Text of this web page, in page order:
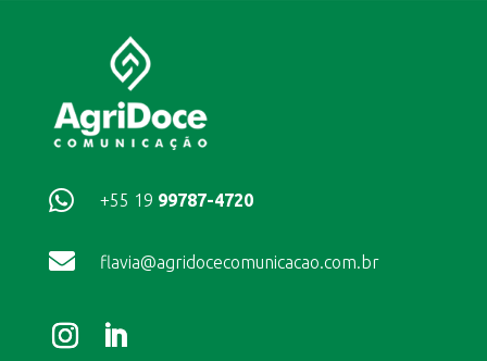
 +55 19 99787-4720
 flavia@agridocecomunicacao.com.br